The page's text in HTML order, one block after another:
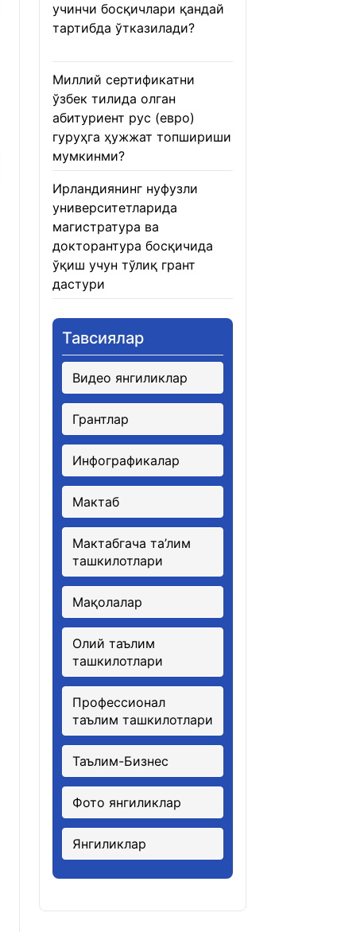
учинчи босқичлари қандай
тартибда ўтказилади?
Миллий сертификатни
ўзбек тилида олган
абитуриент рус (евро)
гуруҳга ҳужжат топшириши
мумкинми?
Ирландиянинг нуфузли
университетларида
магистратура ва
докторантура босқичида
ўқиш учун тўлиқ грант
дастури
Тавсиялар
Видео янгиликлар
Грантлар
Инфографикалар
Мактаб
Мактабгача та’лим
ташкилотлари
Мақолалар
Олий таълим
ташкилотлари
Профессионал
таълим ташкилотлари
Таълим-Бизнес
Фото янгиликлар
Янгиликлар